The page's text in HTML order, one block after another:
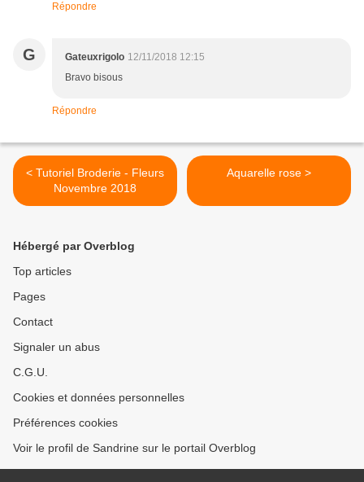
Répondre
G Gateuxrigolo 12/11/2018 12:15
Bravo bisous
Répondre
< Tutoriel Broderie - Fleurs
Novembre 2018
Aquarelle rose >
Hébergé par Overblog
Top articles
Pages
Contact
Signaler un abus
C.G.U.
Cookies et données personnelles
Préférences cookies
Voir le profil de Sandrine sur le portail Overblog